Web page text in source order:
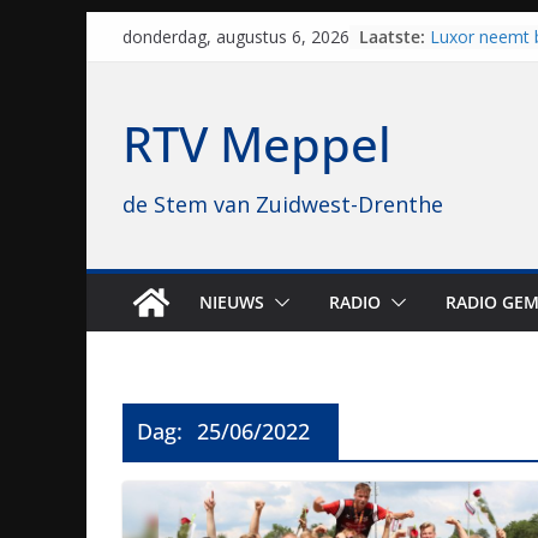
donderdag, augustus 6, 2026 Laatste: Luxor neemt
van vissport:
regio is goed
Al dertig jaar
RTV Meppel
de Stem van Zuidwest-Drenthe
NIEUWS RADIO RADIO
Dag: 25/06/2022